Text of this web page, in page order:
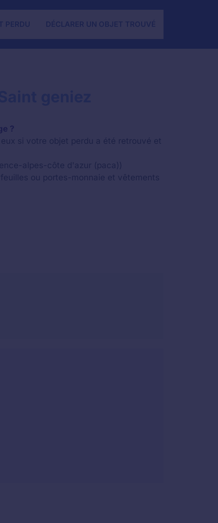
PERDU DÉCLARER UN OBJET TROUVÉ
?
si votre objet perdu a été retrouvé et
alpes-côte d'azur (paca))
ou portes-monnaie et vêtements